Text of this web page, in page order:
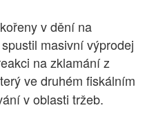
v dění na
masivní výprodej
na zklamání z
ve druhém fiskálním
v oblasti tržeb.